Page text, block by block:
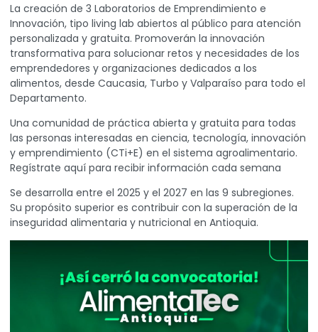
La creación de 3 Laboratorios de Emprendimiento e
Innovación, tipo living lab abiertos al público para atención
personalizada y gratuita. Promoverán la innovación
transformativa para solucionar retos y necesidades de los
emprendedores y organizaciones dedicados a los
alimentos, desde Caucasia, Turbo y Valparaíso para todo el
Departamento.
Una comunidad de práctica abierta y gratuita para todas
las personas interesadas en ciencia, tecnología, innovación
y emprendimiento (CTi+E) en el sistema agroalimentario.
Regístrate aquí para recibir información cada semana
Se desarrolla entre el 2025 y el 2027 en las 9 subregiones.
Su propósito superior es contribuir con la superación de la
inseguridad alimentaria y nutricional en Antioquia.